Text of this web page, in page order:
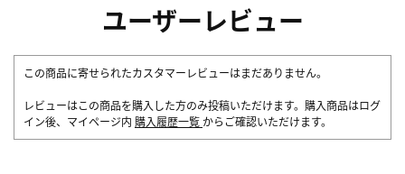
ユーザーレビュー
この商品に寄せられたカスタマーレビューはまだありません。
レビューはこの商品を購入した方のみ投稿いただけます。購入商品はログ
イン後、マイページ内 購入履歴一覧 からご確認いただけます。